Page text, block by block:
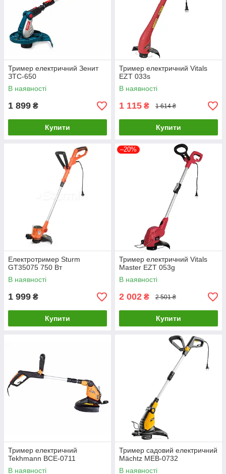
Тример електричний Зенит
ЗТС-650
В наявності
1 899 ₴
Купити
Тример електричний Vitals
EZT 033s
В наявності
1 115 ₴ 1 614 ₴
Купити
Електротример Sturm
GT35075 750 Вт
В наявності
1 999 ₴
Купити
–20%
Тример електричний Vitals
Master EZT 053g
В наявності
2 002 ₴ 2 501 ₴
Купити
Тример електричний
Tekhmann BCE-0711
В наявності
Тример садовий електричний
Mächtz MEB-0732
В наявності